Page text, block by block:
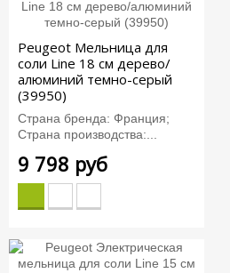
Peugeot Мельница для
соли Line 18 см дерево/
алюминий темно-серый
(39950)
Страна бренда: Франция;
Страна производства:...
9 798 руб